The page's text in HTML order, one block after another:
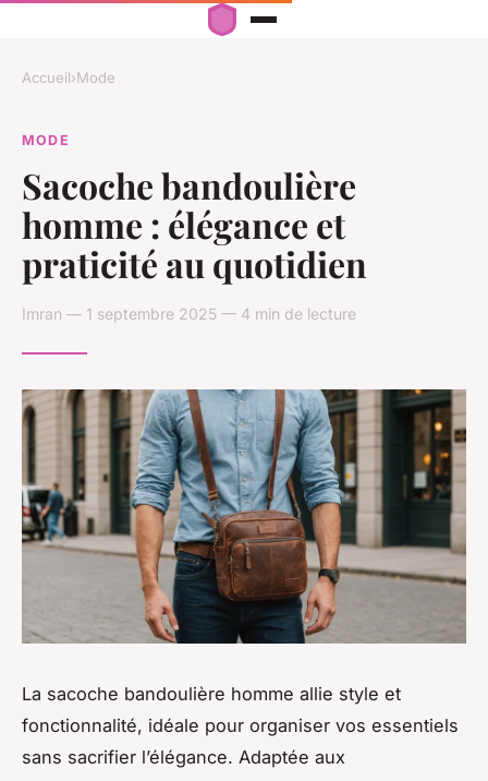
Accueil›Mode
MODE
Sacoche bandoulière
homme : élégance et
praticité au quotidien
Imran — 1 septembre 2025 — 4 min de lecture
La sacoche bandoulière homme allie style et
fonctionnalité, idéale pour organiser vos essentiels
sans sacrifier l’élégance. Adaptée aux